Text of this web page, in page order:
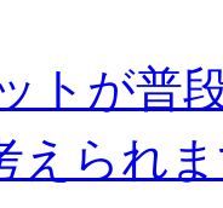
トが普
えられ